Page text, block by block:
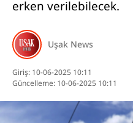
DİĞER
erken verilebilecek.
Uşak News
Giriş: 10-06-2025 10:11
Güncelleme: 10-06-2025 10:11